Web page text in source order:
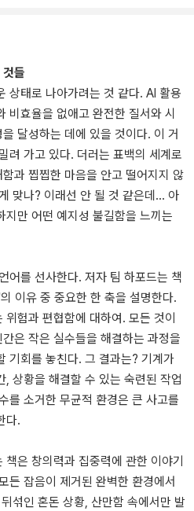
들
상태로 나아가려는 것 같다. AI 활용
비효율을 없애고 완전한 질서와 시
달성하는 데에 있을 것이다. 이 거
려 가고 있다. 더러는 표백의 세계로
과 찝찝한 마음을 안고 떨어지지 않
맞나? 이래선 안 될 것 같은데... 아
만 어떤 예지성 불길함을 느끼는
어를 선사한다. 저자 팀 하포드는 책
이유 중 중요한 한 축을 설명한다.
험과 편협함에 대하여. 모든 것이
은 작은 실수들을 해결하는 과정을
기회를 놓친다. 그 결과는? 기계가
상황을 해결할 수 있는 숙련된 작업
를 소거한 무균적 환경은 큰 사고를
다.
은 창의력과 집중력에 관한 이야기
든 잡음이 제거된 완벽한 환경에서
섞인 혼돈 상황, 산만함 속에서만 발